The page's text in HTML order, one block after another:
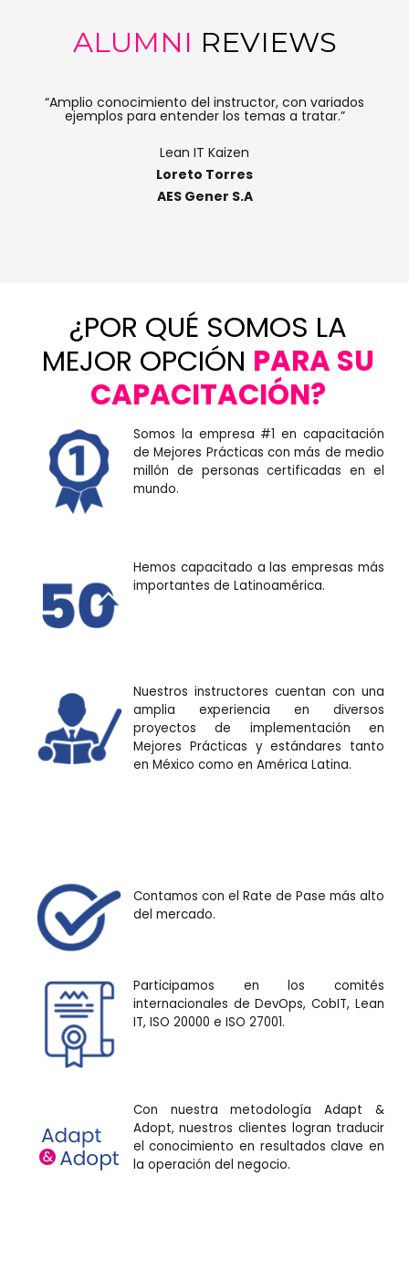
ALUMNI REVIEWS
“Amplio conocimiento del instructor, con variados
ejemplos para entender los temas a tratar.”
Lean IT Kaizen
Loreto Torres
AES Gener S.A
¿POR QUÉ SOMOS LA
MEJOR OPCIÓN PARA SU
CAPACITACIÓN?
Somos la empresa #1 en capacitación
de Mejores Prácticas con más de medio
millón de personas certificadas en el
mundo.
Hemos capacitado a las empresas más
importantes de Latinoamérica.
Nuestros instructores cuentan con una
amplia experiencia en diversos
proyectos de implementación en
Mejores Prácticas y estándares tanto
en México como en América Latina.
Contamos con el Rate de Pase más alto
del mercado.
Participamos en los comités
internacionales de DevOps, CobIT, Lean
IT, ISO 20000 e ISO 27001.
Con nuestra metodología Adapt &
Adopt, nuestros clientes logran traducir
el conocimiento en resultados clave en
la operación del negocio.